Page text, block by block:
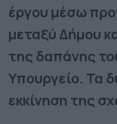
έργου μέσω
μεταξύ Δήμου
της δαπάνης
Υπουργείο. Τα
εκκίνηση της